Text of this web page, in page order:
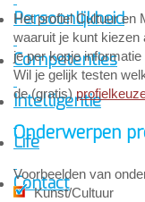
Persoonlijkheid
Competenties
Intelligentie
Life
Contact
Het profiel Cultuur en
waaruit je kunt kiezen
je per kopje
Wil je gelijk testen
de (gratis)
Onderwerpen
Voorbeelden van
Kunst/Cultuur